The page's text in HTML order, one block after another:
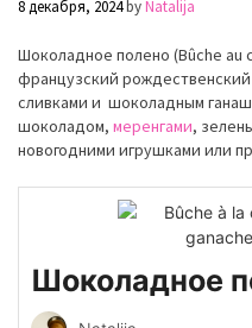
8 декабря, 2024byNatalija
Шоколадное полено (Bûche au
французский
сливками и шоколадным
шоколадом, меренгами,
новогодними игрушками или
Шоколадное